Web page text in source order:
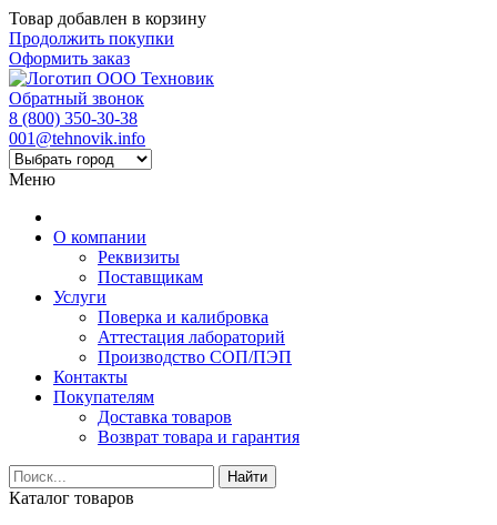
Товар добавлен в корзину
Продолжить покупки
Оформить заказ
Обратный звонок
8 (800) 350-30-38
001@tehnovik.info
Меню
О компании
Реквизиты
Поставщикам
Услуги
Поверка и калибровка
Аттестация лабораторий
Производство СОП/ПЭП
Контакты
Покупателям
Доставка товаров
Возврат товара и гарантия
Найти
Каталог товаров